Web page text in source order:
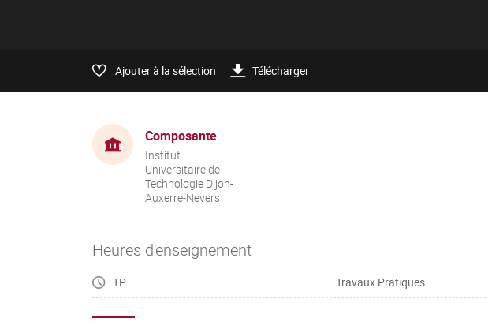
Ajouter à la sélection Télécharger
Composante
Institut
Universitaire de
Technologie Dijon-
Auxerre-Nevers
Heures d'enseignement
TP Travaux Pratiques